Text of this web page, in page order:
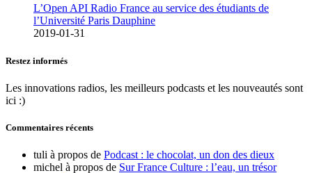
L’Open API Radio France au service des étudiants de
l’Université Paris Dauphine
2019-01-31
Restez informés
Les innovations radios, les meilleurs podcasts et les nouveautés sont
ici :)
Commentaires récents
tuli à propos de Podcast : le chocolat, un don des dieux
michel à propos de Sur France Culture : l’eau, un trésor